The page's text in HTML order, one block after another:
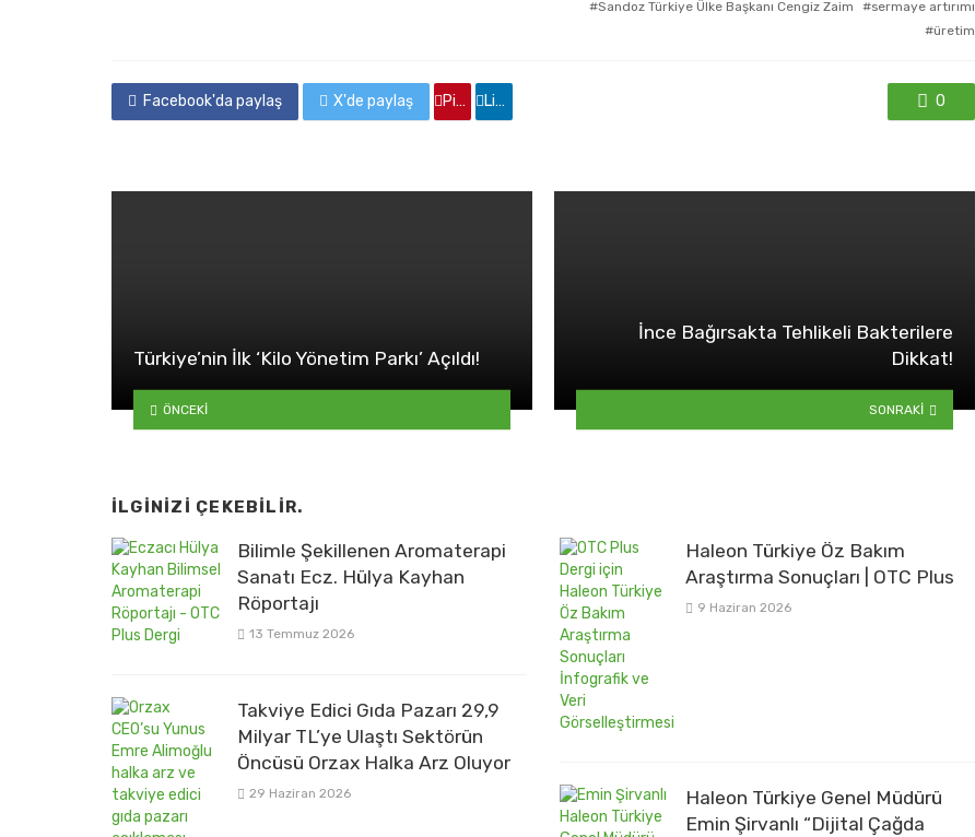
Sandoz Türkiye Ülke Başkanı Cengiz Zaim
sermaye artırımı
üretim
Facebook'da paylaş X'de paylaş Pinterest'de paylaş Linkedin'de paylaş 0
Türkiye’nin İlk ‘Kilo Yönetim Parkı’ Açıldı!
ÖNCEKI
İnce Bağırsakta Tehlikeli Bakterilere
Dikkat!
SONRAKI
İLGINIZI ÇEKEBILIR.
Bilimle Şekillenen Aromaterapi
Sanatı Ecz. Hülya Kayhan
Röportajı
13 Temmuz 2026
Takviye Edici Gıda Pazarı 29,9
Milyar TL’ye Ulaştı Sektörün
Öncüsü Orzax Halka Arz Oluyor
29 Haziran 2026
Haleon Türkiye Öz Bakım
Araştırma Sonuçları | OTC Plus
9 Haziran 2026
Haleon Türkiye Genel Müdürü
Emin Şirvanlı “Dijital Çağda